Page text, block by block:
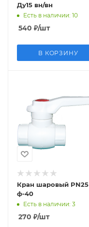
Ду15 вн/вн
Есть в наличии: 10
540 ₽/шт
В КОРЗИНУ
Кран шаровый PN25
ф-40
Есть в наличии: 3
270 ₽/шт